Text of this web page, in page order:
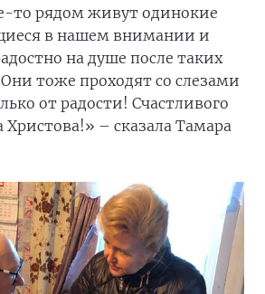
то рядом живут одинокие
в нашем внимании и
на душе после таких
тоже проходят со слезами
от радости! Счастливого
Христова!» – сказала Тамара